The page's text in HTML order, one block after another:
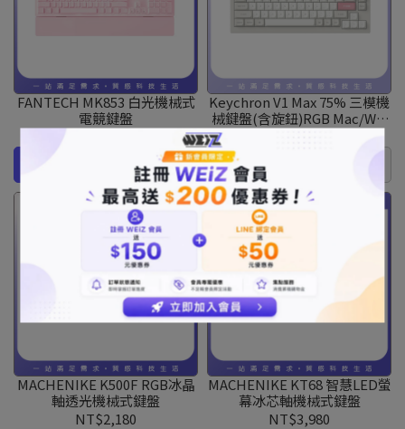
FANTECH MK853 白光機械式
電競鍵盤
加入購物車
Keychron V1 Max 75% 三模機
械鍵盤(含旋鈕)RGB Mac/Win
熱插拔(有注音)-復古色
MACHENIKE K500F RGB冰晶
軸透光機械式鍵盤
NT$2,180
MACHENIKE KT68 智慧LED螢
幕冰芯軸機械式鍵盤
NT$3,980